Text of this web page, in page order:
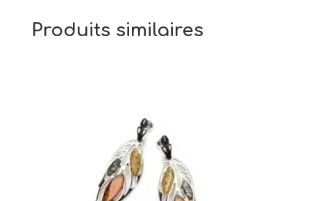
Produits similaires